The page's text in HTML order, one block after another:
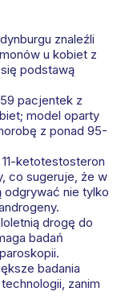
znaleźli
u kobiet z
podstawą
pacjentek z
model oparty
z ponad 95-
ketotestosteron
co sugeruje, że w
odgrywać nie tylko
drogę do
badań
badania
zanim